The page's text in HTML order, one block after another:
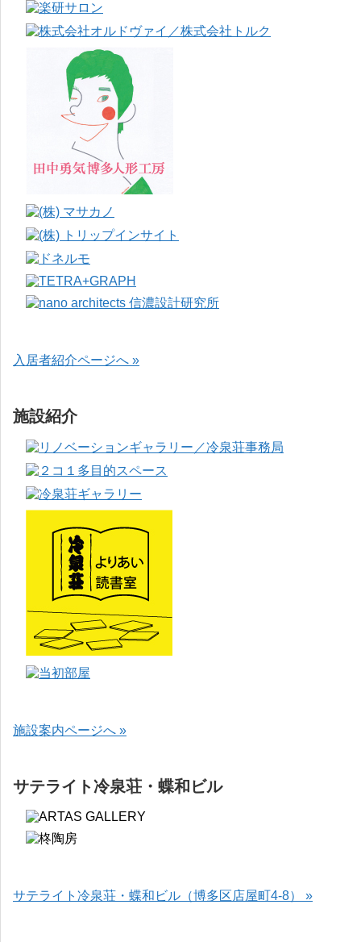
入居者紹介ページへ »
施設紹介
施設案内ページへ »
サテライト冷泉荘・蝶和ビル
サテライト冷泉荘・蝶和ビル（博多区店屋町4-8） »